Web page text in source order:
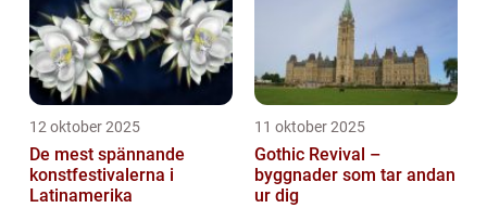
12 oktober 2025
De mest spännande
konstfestivalerna i
Latinamerika
11 oktober 2025
Gothic Revival –
byggnader som tar andan
ur dig